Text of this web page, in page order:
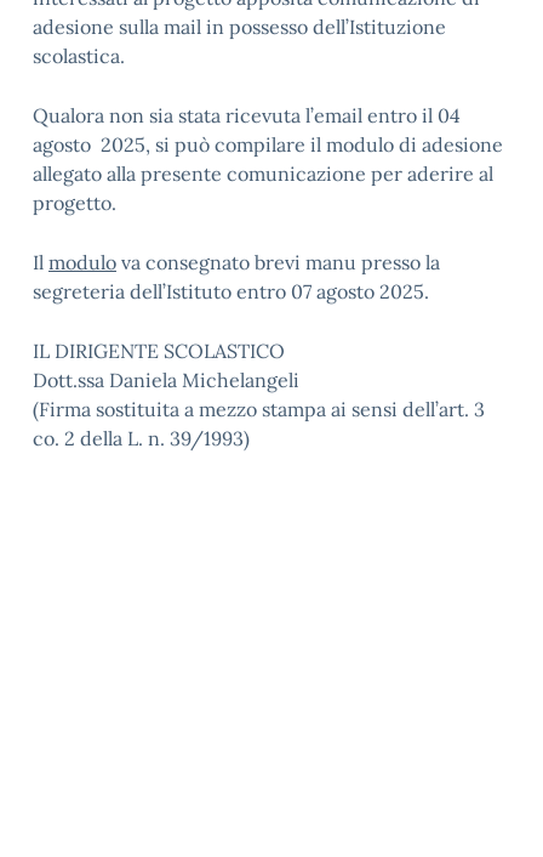
adesione sulla mail in possesso dell’Istituzione
scolastica.
Qualora non sia stata ricevuta l’email entro il 04
agosto 2025, si può compilare il modulo di adesione
allegato alla presente comunicazione per aderire al
progetto.
Il modulo va consegnato brevi manu presso la
segreteria dell’Istituto entro 07 agosto 2025.
IL DIRIGENTE SCOLASTICO
Dott.ssa Daniela Michelangeli
(Firma sostituita a mezzo stampa ai sensi dell’art. 3
co. 2 della L. n. 39/1993)